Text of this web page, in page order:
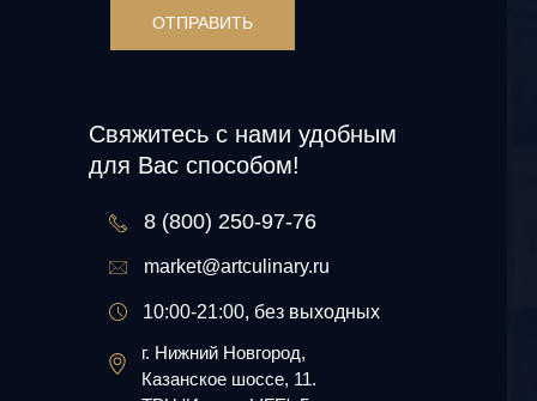
Свяжитесь с нами удобным
для Вас способом!
ОТПРАВИТЬ
market@artculinary.ru
г. Нижний Новгород,
Казанское шоссе, 11.
10:00-21:00, без выходных
8 (800) 250-97-76